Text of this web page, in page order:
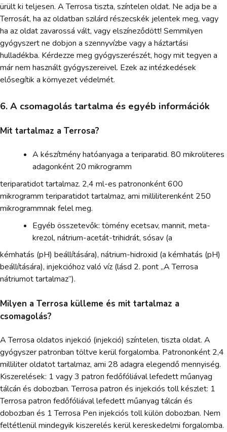
ürült ki teljesen. A Terrosa tiszta, színtelen oldat. Ne adja be a
Terrosát, ha az oldatban szilárd részecskék jelentek meg, vagy
ha az oldat zavarossá vált, vagy elszíneződött! Semmilyen
gyógyszert ne dobjon a szennyvízbe vagy a háztartási
hulladékba. Kérdezze meg gyógyszerészét, hogy mit tegyen a
már nem használt gyógyszereivel. Ezek az intézkedések
elősegítik a környezet védelmét.
6. A csomagolás tartalma és egyéb információk
Mit tartalmaz a Terrosa?
A készítmény hatóanyaga a teriparatid. 80 mikroliteres
adagonként 20 mikrogramm
teriparatidot tartalmaz. 2,4 ml-es patrononként 600
mikrogramm teriparatidot tartalmaz, ami milliliterenként 250
mikrogrammnak felel meg.
Egyéb összetevők: tömény ecetsav, mannit, meta-
krezol, nátrium-acetát-trihidrát, sósav (a
kémhatás (pH) beállítására), nátrium-hidroxid (a kémhatás (pH)
beállítására), injekcióhoz való víz (lásd 2. pont „A Terrosa
nátriumot tartalmaz”).
Milyen a Terrosa külleme és mit tartalmaz a
csomagolás?
A Terrosa oldatos injekció (injekció) színtelen, tiszta oldat. A
gyógyszer patronban töltve kerül forgalomba. Patrononként 2,4
milliliter oldatot tartalmaz, ami 28 adagra elegendő mennyiség.
Kiszerelések: 1 vagy 3 patron fedőfóliával lefedett műanyag
tálcán és dobozban. Terrosa patron és injekciós toll készlet: 1
Terrosa patron fedőfóliával lefedett műanyag tálcán és
dobozban és 1 Terrosa Pen injekciós toll külön dobozban. Nem
feltétlenül mindegyik kiszerelés kerül kereskedelmi forgalomba.